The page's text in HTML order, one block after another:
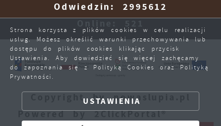
Odwiedzin: 2995612
Copyright by nowaslupia.pl
Powered by2ClickPortal®
Strona korzysta z plików cookies w celu realizacji
usług. Możesz określić warunki przechowywania lub
dostępu do plików cookies klikając przycisk
Ustawienia. Aby dowiedzieć się więcej zachęcamy
do zapoznania się z Polityką Cookies oraz Polityką
Prywatności.
USTAWIENIA
ZEZWÓL NA WSZYSTKIE